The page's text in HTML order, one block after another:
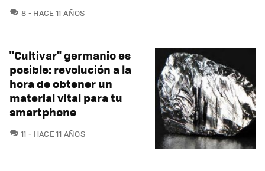
8 COMENTARIOS
HACE 11 AÑOS
"Cultivar" germanio es
posible: revolución a la
hora de obtener un
material vital para tu
smartphone
11 COMENTARIOS
HACE 11 AÑOS